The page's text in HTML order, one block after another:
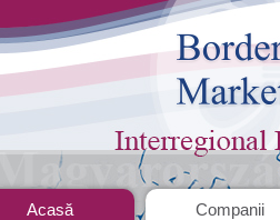
Acasă Companii